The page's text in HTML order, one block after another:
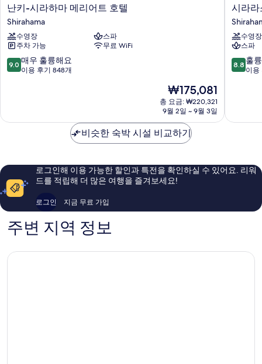
난
키-
시
라
하
마
메
텔
난키-시라하마 메리어트 호텔
Shirahama
수영장
스파
주차 가능
무료 WiFi
10
점
점,
륭
요,
이
기
848
9.0 매우 훌륭해요
이용 후기 848개
현
재
요
₩175,081
₩175,081
총 요금: ₩220,321
9월 2일 ~ 9월 3일
시
라
라
소
그
랜
드
시라라
수영장
스파
10
점
점,
요,
이
8.8 훌
이용
비슷한 숙박 시설 비교하기
로그인해 이용 가능한 할인과 특전을 확인하실 수 있어요. 리워
드를 적립해 더 많은 여행을 즐겨보세요!
로그인 지금 무료 가입
주변 지역 정보